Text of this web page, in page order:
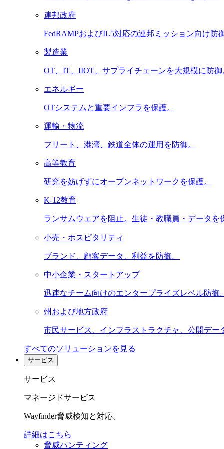
連邦政府
FedRAMPおよびIL5対応の連邦ミッション向け防御
製造業
OT、IT、IIOT、サプライチェーンを大規模に防御
エネルギー
OTシステムと重要インフラを保護。
運輸・物流
フリート、港湾、鉄道全体の運用を防御。
高等教育
研究を妨げずにオープンネットワークを保護。
K-12教育
ランサムウェアを阻止。生徒・教職員・データを
小売・ホスピタリティ
ブランド、顧客データ、利益を防御。
中小企業・スタートアップ
迅速なチーム向けのエンタープライズレベル防御。
州および地方政府
市民サービス、インフラストラクチャ、公開デー
すべてのソリューションを見る
サービス
サービス
マネージドサービス
Wayfinder脅威検知と対応。
詳細はこちら
脅威ハンティング